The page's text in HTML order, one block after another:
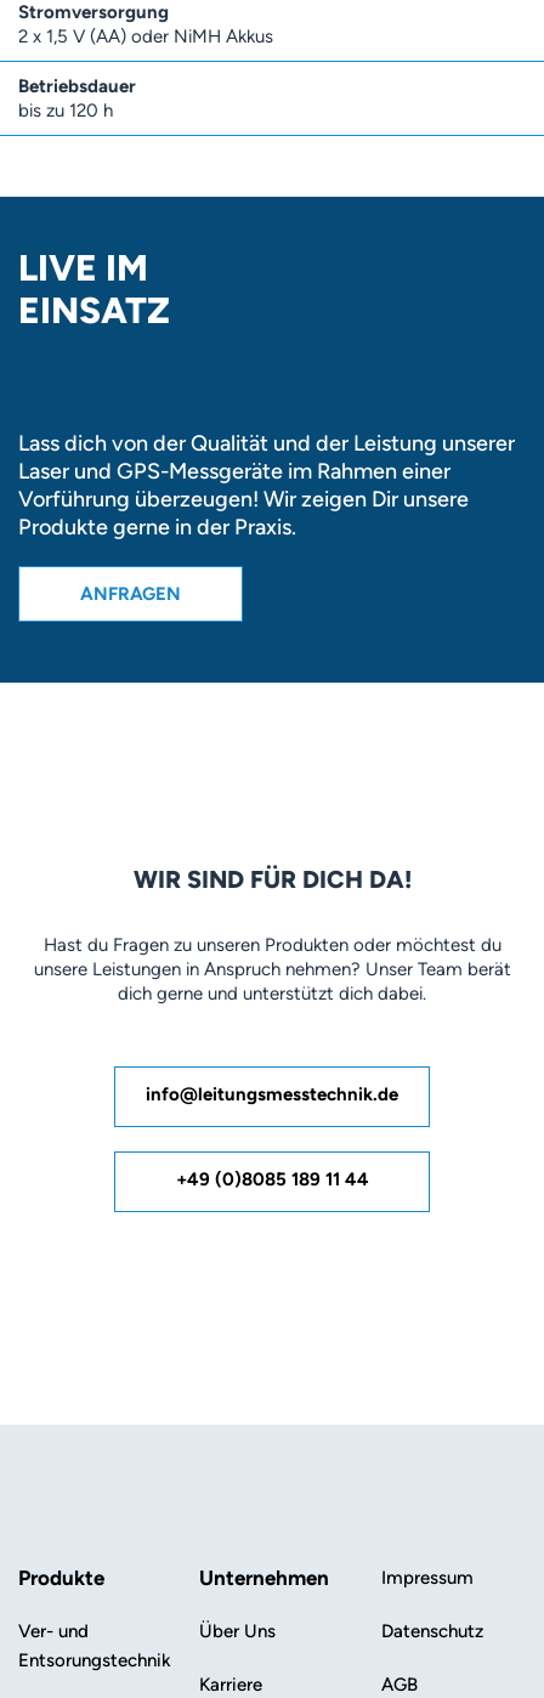
Stromversorgung
2 x 1,5 V (AA) oder NiMH Akkus
Betriebsdauer
bis zu 120 h
LIVE IM
EINSATZ
Lass dich von der Qualität und der Leistung unserer
Laser und GPS-Messgeräte im Rahmen einer
Vorführung überzeugen! Wir zeigen Dir unsere
Produkte gerne in der Praxis.
WIR SIND FÜR DICH DA!
Hast du Fragen zu unseren Produkten oder möchtest du
unsere Leistungen in Anspruch nehmen? Unser Team berät
dich gerne und unterstützt dich dabei.
info@leitungsmesstechnik.de
+49 (0)8085 189 11 44
Produkte
Ver- und
Entsorungstechnik
Unternehmen
Über Uns
Karriere
Impressum
Datenschutz
AGB